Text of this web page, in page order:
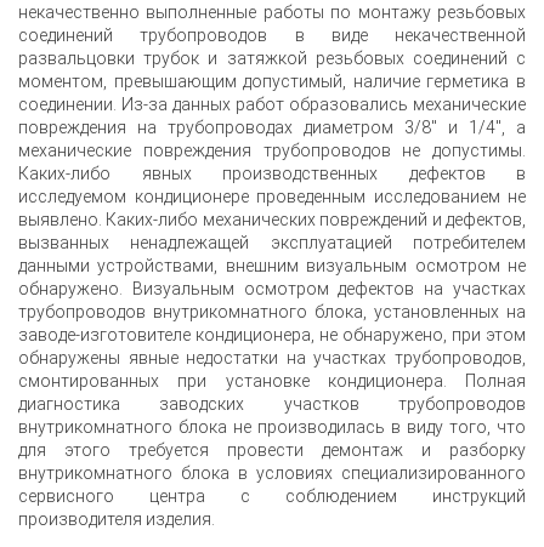
некачественно выполненные работы по монтажу резьбовых
соединений трубопроводов в виде некачественной
развальцовки трубок и затяжкой резьбовых соединений с
моментом, превышающим допустимый, наличие герметика в
соединении. Из-за данных работ образовались механические
повреждения на трубопроводах диаметром 3/8" и 1/4", а
механические повреждения трубопроводов не допустимы.
Каких-либо явных производственных дефектов в
исследуемом кондиционере проведенным исследованием не
выявлено. Каких-либо механических повреждений и дефектов,
вызванных ненадлежащей эксплуатацией потребителем
данными устройствами, внешним визуальным осмотром не
обнаружено. Визуальным осмотром дефектов на участках
трубопроводов внутрикомнатного блока, установленных на
заводе-изготовителе кондиционера, не обнаружено, при этом
обнаружены явные недостатки на участках трубопроводов,
смонтированных при установке кондиционера. Полная
диагностика заводских участков трубопроводов
внутрикомнатного блока не производилась в виду того, что
для этого требуется провести демонтаж и разборку
внутрикомнатного блока в условиях специализированного
сервисного центра с соблюдением инструкций
производителя изделия.